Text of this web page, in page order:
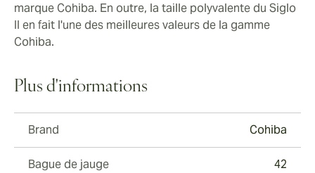
marque Cohiba. En outre, la taille polyvalente du Siglo
II en fait l'une des meilleures valeurs de la gamme
Cohiba.
Plus d'informations
Brand Cohiba
Bague de jauge 42